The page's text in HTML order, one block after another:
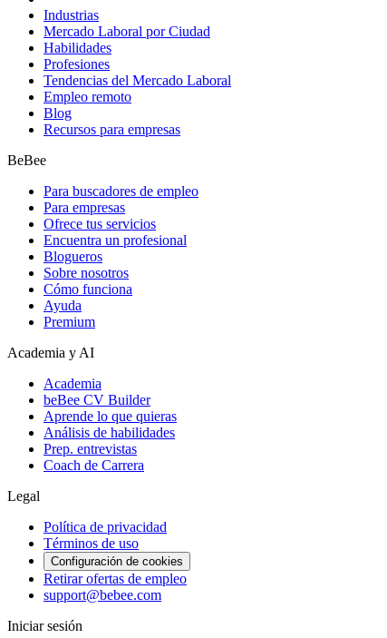
Industrias
Mercado Laboral por Ciudad
Habilidades
Profesiones
Tendencias del Mercado Laboral
Empleo remoto
Blog
Recursos para empresas
BeBee
Para buscadores de empleo
Para empresas
Ofrece tus servicios
Encuentra un profesional
Blogueros
Sobre nosotros
Cómo funciona
Ayuda
Premium
Academia y AI
Academia
beBee CV Builder
Aprende lo que quieras
Análisis de habilidades
Prep. entrevistas
Coach de Carrera
Legal
Política de privacidad
Términos de uso
Configuración de cookies
Retirar ofertas de empleo
support@bebee.com
Iniciar sesión